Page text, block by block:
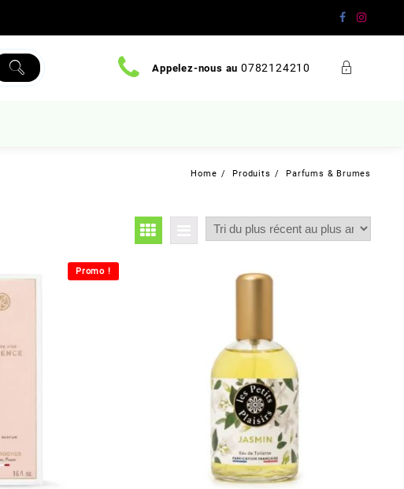
Appelez-nous au 0782124210
Home Produits Parfums & Brumes
Promo !